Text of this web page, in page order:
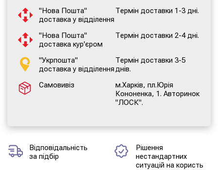
"Нова Пошта"
доставка у відділення
Термін доставки 1-3 дні.
"Нова Пошта"
доставка кур'єром
Термін доставки 2-4 дні.
"Укрпошта"
доставка у відділення
Термін доставки 3-5
днів.
Самовивіз
м.Харків, пл.Юрія
Кононенка, 1. Авторинок
"ЛОСК".
Відповідальність
за підбір
Рішення
нестандартних
ситуацій на користь